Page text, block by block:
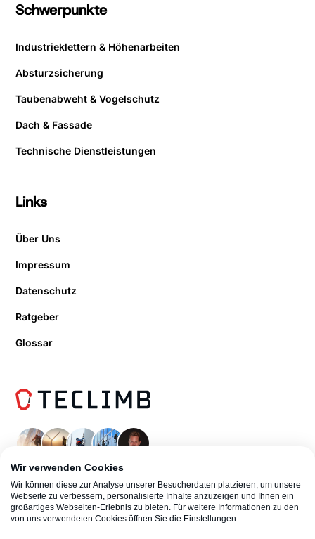
Schwerpunkte
Industrieklettern & Höhenarbeiten
Absturzsicherung
Taubenabweht & Vogelschutz
Dach & Fassade
Technische Dienstleistungen
Links
Über Uns
Impressum
Datenschutz
Ratgeber
Glossar
Wir verwenden Cookies
Wir können diese zur Analyse unserer Besucherdaten platzieren, um unsere
Webseite zu verbessern, personalisierte Inhalte anzuzeigen und Ihnen ein
großartiges Webseiten-Erlebnis zu bieten. Für weitere Informationen zu den
von uns verwendeten Cookies öffnen Sie die Einstellungen.